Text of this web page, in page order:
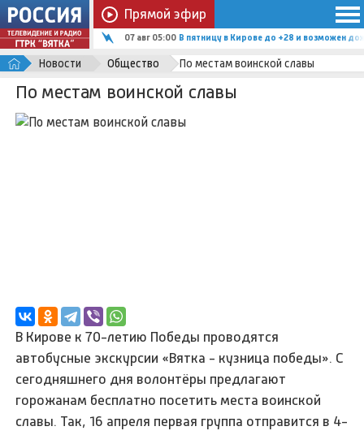
Прямой эфир
07 авг 05:00 В пятницу в Кирове до +28 и возможен
Новости Общество По местам воинской славы
По местам воинской славы
В Кирове к 70-летию Победы проводятся
автобусные экскурсии «Вятка - кузница победы». С
сегодняшнего дня волонтёры предлагают
горожанам бесплатно посетить места воинской
славы. Так, 16 апреля первая группа отправится в 4-